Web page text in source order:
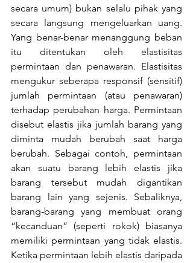
secara umum) bukan selalu pihak yang
secara langsung mengeluarkan uang.
Yang benar-benar menanggung beban
itu ditentukan oleh elastisitas
permintaan dan penawaran. Elastisitas
mengukur seberapa responsif (sensitif)
jumlah permintaan (atau penawaran)
terhadap perubahan harga. Permintaan
disebut elastis jika jumlah barang yang
diminta mudah berubah saat harga
berubah. Sebagai contoh, permintaan
akan suatu barang lebih elastis jika
barang tersebut mudah digantikan
barang lain yang sejenis. Sebaliknya,
barang-barang yang membuat orang
“kecanduan” (seperti rokok) biasanya
memiliki permintaan yang tidak elastis.
Ketika permintaan lebih elastis daripada